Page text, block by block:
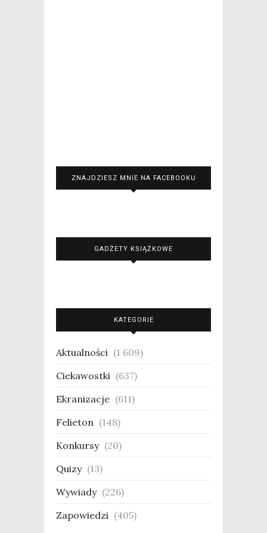
ZNAJDZIESZ MNIE NA FACEBOOKU
GADŻETY KSIĄŻKOWE
KATEGORIE
Aktualności (1 609)
Ciekawostki (637)
Ekranizacje (611)
Felieton (148)
Konkursy (20)
Quizy (13)
Wywiady (226)
Zapowiedzi (405)